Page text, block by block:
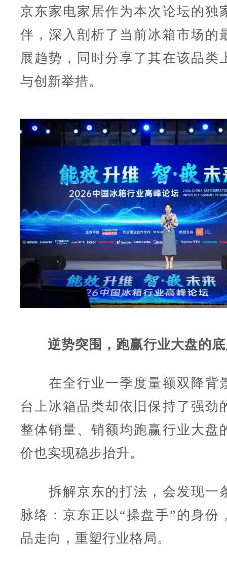
京东家电家居作为本次论坛的独
伴，深入剖析了当前冰箱市场的
展趋势，同时分享了其在该品类
与创新举措。
逆势突围，跑赢行业大盘的
在全行业一季度量额双降背
台上冰箱品类却依旧保持了强劲
整体销量、销额均跑赢行业大盘
价也实现稳步抬升。
拆解京东的打法，会发现一
脉络：京东正以“操盘手”的身份
品走向，重塑行业格局。